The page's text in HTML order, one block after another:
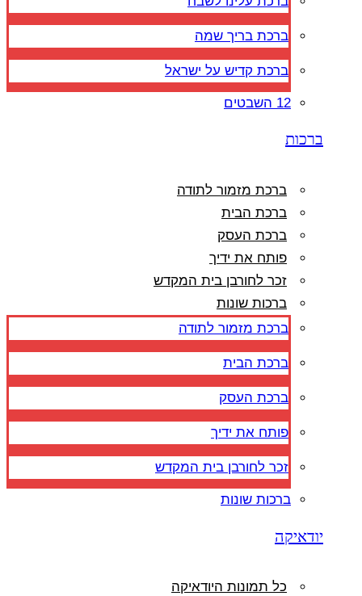
ברכת בריך שמה
ברכת קדיש על ישראל
12 השבטים
ברכות
ברכת מזמור לתודה
ברכת הבית
ברכת העסק
פותח את ידיך
זכר לחורבן בית המקדש
ברכות שונות
ברכת מזמור לתודה
ברכת הבית
ברכת העסק
פותח את ידיך
זכר לחורבן בית המקדש
ברכות שונות
יודאיקה
כל תמונות היודאיקה